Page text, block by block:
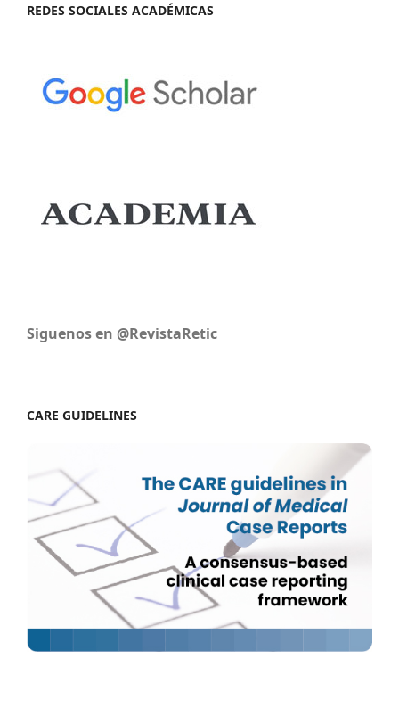
REDES SOCIALES ACADÉMICAS
Siguenos en @RevistaRetic
CARE GUIDELINES